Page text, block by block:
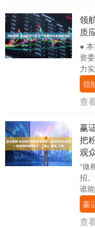
领
质
●
资
力
人
产
领
查
赢
把
观
“做
招
谁
的
一
赢
查